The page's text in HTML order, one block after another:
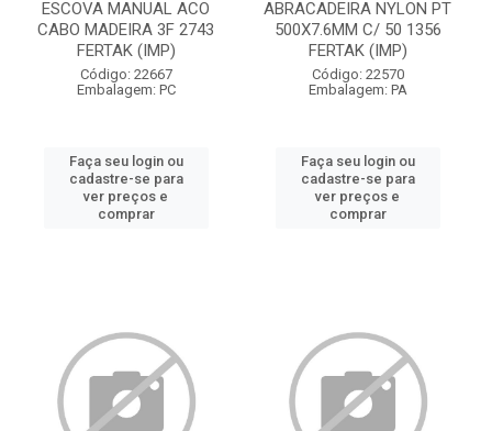
ESCOVA MANUAL ACO
CABO MADEIRA 3F 2743
FERTAK (IMP)
Código: 22667
Embalagem: PC
Faça seu login ou
cadastre-se para
ver preços e
comprar
ABRACADEIRA NYLON PT
500X7.6MM C/ 50 1356
FERTAK (IMP)
Código: 22570
Embalagem: PA
Faça seu login ou
cadastre-se para
ver preços e
comprar